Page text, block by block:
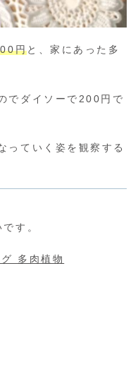
円と、家にあった多
でダイソーで200円で
っていく姿を観察する
す。